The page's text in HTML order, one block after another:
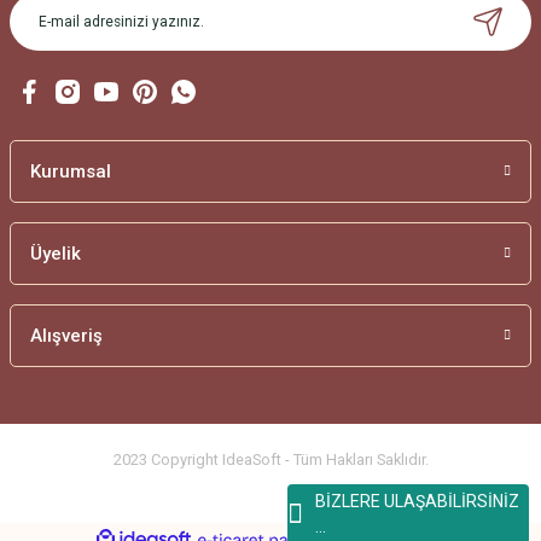
BİZLERE ULAŞABİLİRSİNİZ
Kurumsal
Üyelik
Alışveriş
2023 Copyright IdeaSoft - Tüm Hakları Saklıdır.
ideasoft